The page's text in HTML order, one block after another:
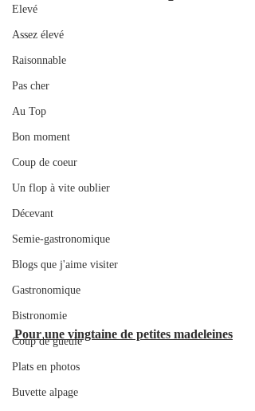
Elevé
Assez élevé
Raisonnable
Pas cher
Au Top
Bon moment
Coup de coeur
Un flop à vite oublier
Décevant
Semie-gastronomique
Blogs que j'aime visiter
Gastronomique
Bistronomie
Coup de gueule
Plats en photos
Buvette alpage
Pour une vingtaine de petites madeleines